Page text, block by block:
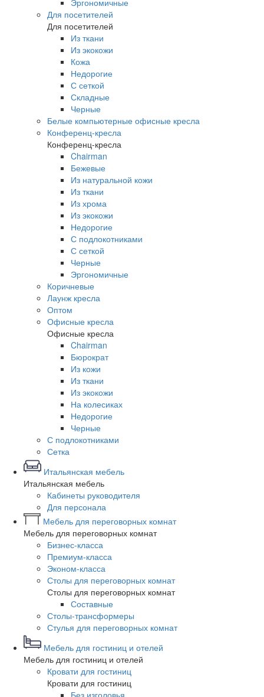
Эргономичные
Для посетителей
Для посетителей
Из ткани
Из экокожи
Кожа
Недорогие
С сеткой
Складные
Черные
Белые компьютерные офисные кресла
Конференц-кресла
Конференц-кресла
Chairman
Бежевые
Из натуральной кожи
Из ткани
Из хрома
Из экокожи
Недорогие
С подлокотниками
С сеткой
Черные
Эргономичные
Коричневые
Лаунж кресла
Оптом
Офисные кресла
Офисные кресла
Chairman
Бюрократ
Из кожи
Из ткани
Из экокожи
На колесиках
Недорогие
Черные
С подлокотниками
Сетка
Итальянская мебель
Итальянская мебель
Кабинеты руководителя
Для персонала
Мебель для переговорных комнат
Мебель для переговорных комнат
Бизнес-класса
Премиум-класса
Эконом-класса
Столы для переговорных комнат
Столы для переговорных комнат
Составные
Столы-трансформеры
Стулья для переговорных комнат
Мебель для гостиниц и отелей
Мебель для гостиниц и отелей
Кровати для гостиниц
Кровати для гостиниц